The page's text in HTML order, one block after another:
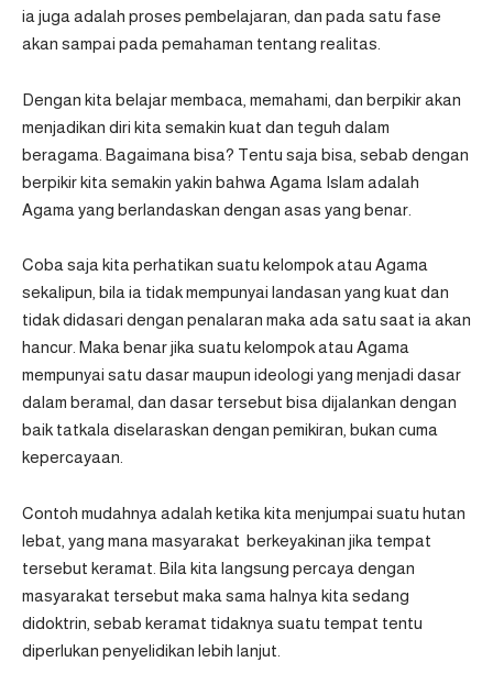
ia juga adalah proses pembelajaran, dan pada satu fase
akan sampai pada pemahaman tentang realitas.
Dengan kita belajar membaca, memahami, dan berpikir akan
menjadikan diri kita semakin kuat dan teguh dalam
beragama. Bagaimana bisa? Tentu saja bisa, sebab dengan
berpikir kita semakin yakin bahwa Agama Islam adalah
Agama yang berlandaskan dengan asas yang benar.
Coba saja kita perhatikan suatu kelompok atau Agama
sekalipun, bila ia tidak mempunyai landasan yang kuat dan
tidak didasari dengan penalaran maka ada satu saat ia akan
hancur. Maka benar jika suatu kelompok atau Agama
mempunyai satu dasar maupun ideologi yang menjadi dasar
dalam beramal, dan dasar tersebut bisa dijalankan dengan
baik tatkala diselaraskan dengan pemikiran, bukan cuma
kepercayaan.
Contoh mudahnya adalah ketika kita menjumpai suatu hutan
lebat, yang mana masyarakat berkeyakinan jika tempat
tersebut keramat. Bila kita langsung percaya dengan
masyarakat tersebut maka sama halnya kita sedang
didoktrin, sebab keramat tidaknya suatu tempat tentu
diperlukan penyelidikan lebih lanjut.